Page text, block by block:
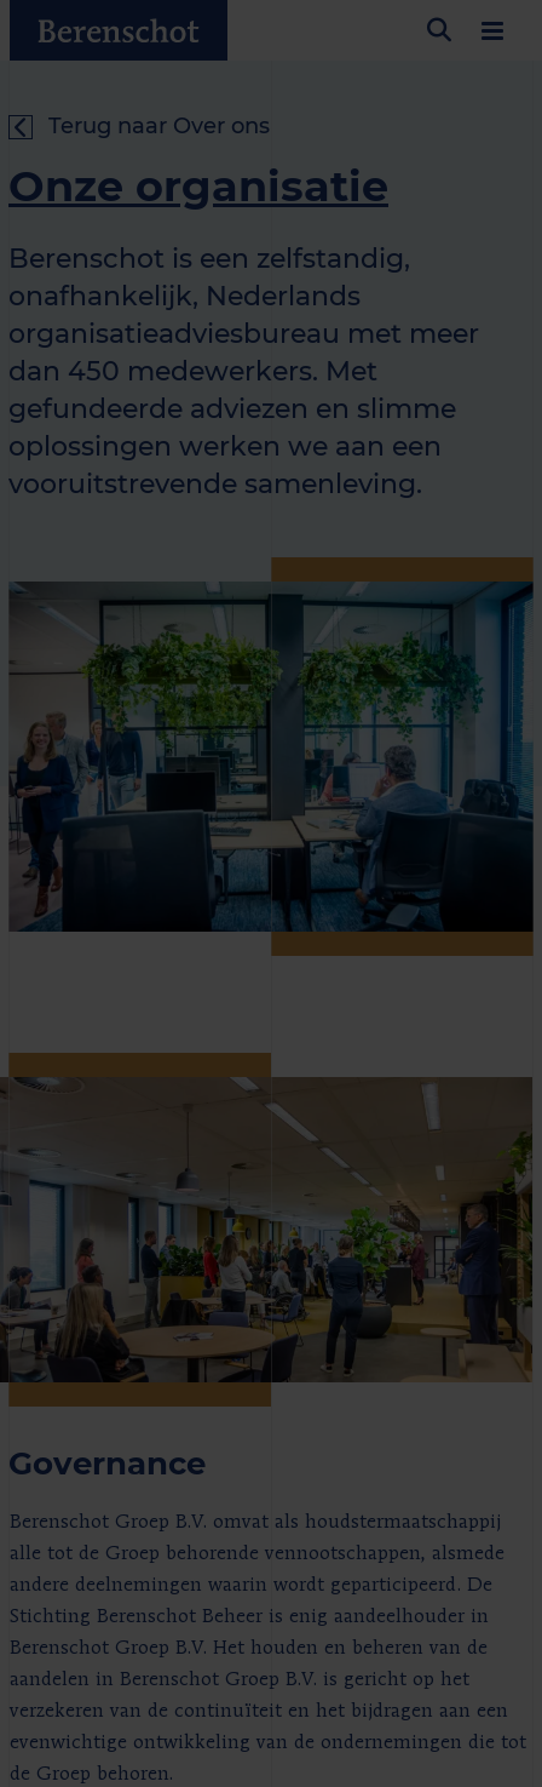
Terug naar Over ons
Onze organisatie
Berenschot is een zelfstandig,
onafhankelijk, Nederlands
organisatieadviesbureau met meer
dan 450 medewerkers. Met
gefundeerde adviezen en slimme
oplossingen werken we aan een
vooruitstrevende samenleving.
Governance
Berenschot Groep B.V. omvat als houdstermaatschappij
alle tot de Groep behorende vennootschappen, alsmede
andere deelnemingen waarin wordt geparticipeerd. De
Stichting Berenschot Beheer is enig aandeelhouder in
Berenschot Groep B.V. Het houden en beheren van de
aandelen in Berenschot Groep B.V. is gericht op het
verzekeren van de continuïteit en het bijdragen aan een
evenwichtige ontwikkeling van de ondernemingen die tot
de Groep behoren.